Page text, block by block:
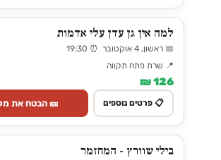
למה אין גן עדן עלי אדמות
📅 ראשון, 4 אוקטובר ⏰ 19:30
📍 שרת פתח תקווה
126 ₪
📋 פרטים נוספים 🎫 הבטח את
בילי שוורץ - המחזמר